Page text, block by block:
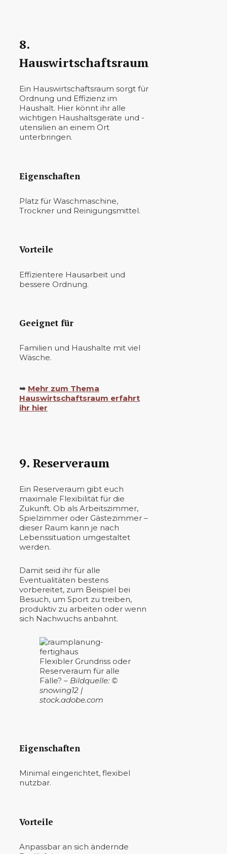
8.
Hauswirtschaftsraum
Ein Hauswirtschaftsraum sorgt für
Ordnung und Effizienz im
Haushalt. Hier könnt ihr alle
wichtigen Haushaltsgeräte und -
utensilien an einem Ort
unterbringen.
Eigenschaften
Platz für Waschmaschine,
Trockner und Reinigungsmittel.
Vorteile
Effizientere Hausarbeit und
bessere Ordnung.
Geeignet für
Familien und Haushalte mit viel
Wäsche.
➥ Mehr zum Thema
Hauswirtschaftsraum erfahrt
ihr hier
9. Reserveraum
Ein Reserveraum gibt euch
maximale Flexibilität für die
Zukunft. Ob als Arbeitszimmer,
Spielzimmer oder Gästezimmer –
dieser Raum kann je nach
Lebenssituation umgestaltet
werden.
Damit seid ihr für alle
Eventualitäten bestens
vorbereitet, zum Beispiel bei
Besuch, um Sport zu treiben,
produktiv zu arbeiten oder wenn
sich Nachwuchs anbahnt.
Flexibler Grundriss oder
Reserveraum für alle
Fälle? – Bildquelle: ©
snowing12 |
stock.adobe.com
Eigenschaften
Minimal eingerichtet, flexibel
nutzbar.
Vorteile
Anpassbar an sich ändernde